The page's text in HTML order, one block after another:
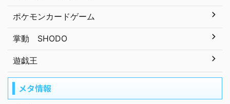
ポケモンカードゲーム
掌動 SHODO
遊戯王
メタ情報